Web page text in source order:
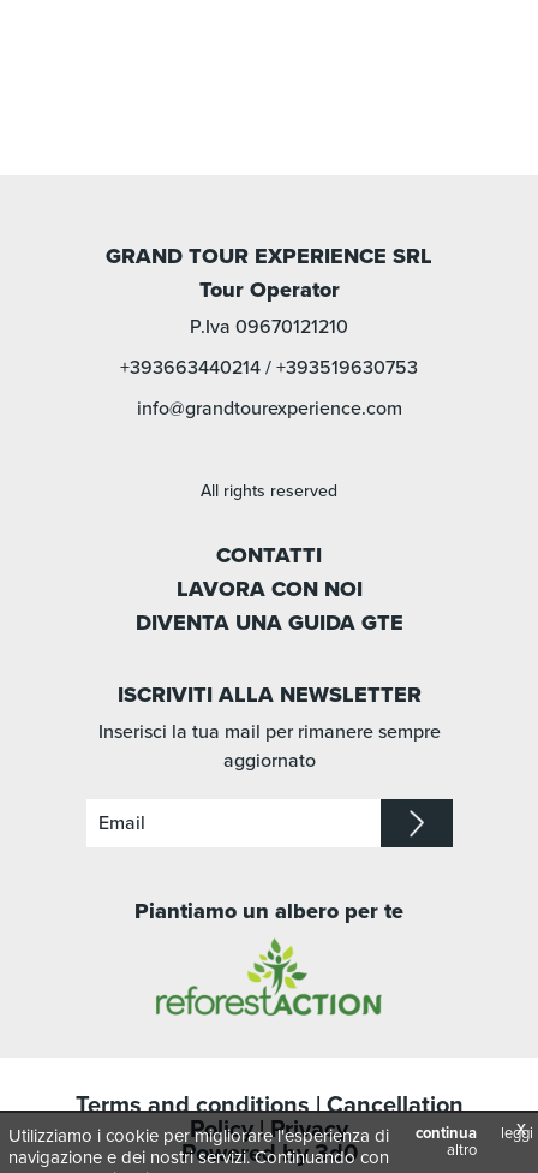
GRAND TOUR EXPERIENCE SRL
Tour Operator
P.Iva 09670121210
+393663440214 / +393519630753
info@grandtourexperience.com
All rights reserved
CONTATTI
LAVORA CON NOI
DIVENTA UNA GUIDA GTE
ISCRIVITI ALLA NEWSLETTER
Inserisci la tua mail per rimanere sempre
aggiornato
Piantiamo un albero per te
Terms and conditions|Cancellation
Policy|Privacy
Powered by3d0
Utilizziamo i cookie per migliorare l'esperienza di
navigazione e dei nostri servizi. Continuando con
continua
leggi
altro
x